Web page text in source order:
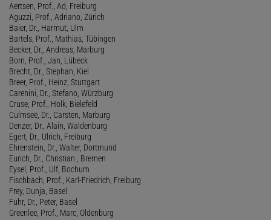
Aertsen, Prof., Ad, Freiburg
Aguzzi, Prof., Adriano, Zürich
Baier, Dr., Harmut, Ulm
Bartels, Prof., Mathias, Tübingen
Becker, Dr., Andreas, Marburg
Born, Prof., Jan, Lübeck
Brecht, Dr., Stephan, Kiel
Breer, Prof., Heinz, Stuttgart
Carenini, Dr., Stefano, Würzburg
Cruse, Prof., Holk, Bielefeld
Culmsee, Dr., Carsten, Marburg
Denzer, Dr., Alain, Waldenburg
Egert, Dr., Ulrich, Freiburg
Ehrenstein, Dr., Walter, Dortmund
Eurich, Dr., Christian , Bremen
Eysel, Prof., Ulf, Bochum
Fischbach, Prof., Karl-Friedrich, Freiburg
Frey, Dunja, Basel
Fuhr, Dr., Peter, Basel
Greenlee, Prof., Marc, Oldenburg